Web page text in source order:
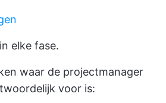
elke fase.
waar de projectmanager
voor is: